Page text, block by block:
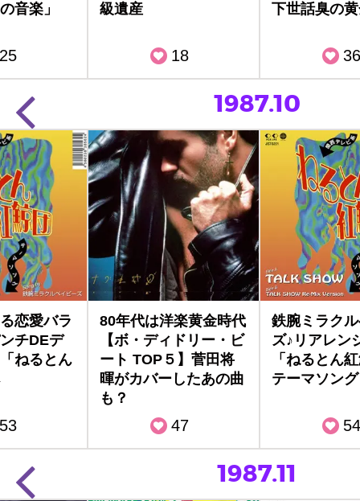
音楽」
25
級遺産
18
下世話臭の
36
1987.10
恋愛バラ
チDEデ
ねるとん
53
80年代は洋楽黄金時代
【ボ・ディドリー・ビ
ート TOP５】菅田将
暉がカバーしたあの曲
も？
47
鉄腕ミラク
ズ♪リアレン
「ねるとん
テーマソング
54
1987.11